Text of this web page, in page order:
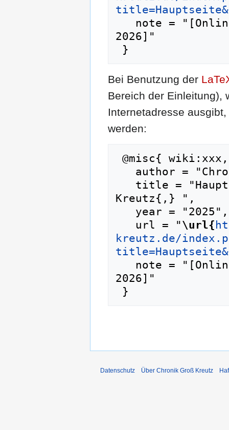
2026]"
Bei Benutzung der
Bereich der Einleitung),
Internetadresse
werden:
Kreutz{,} ",
   url = "
\url{
kreutz.de/
2026]"
Datenschutz Über Chronik Groß Kreutz